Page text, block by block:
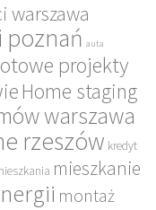
poznań auta
projekty
Home staging
warszawa
rzeszów kredyt
mieszkanie
montaż